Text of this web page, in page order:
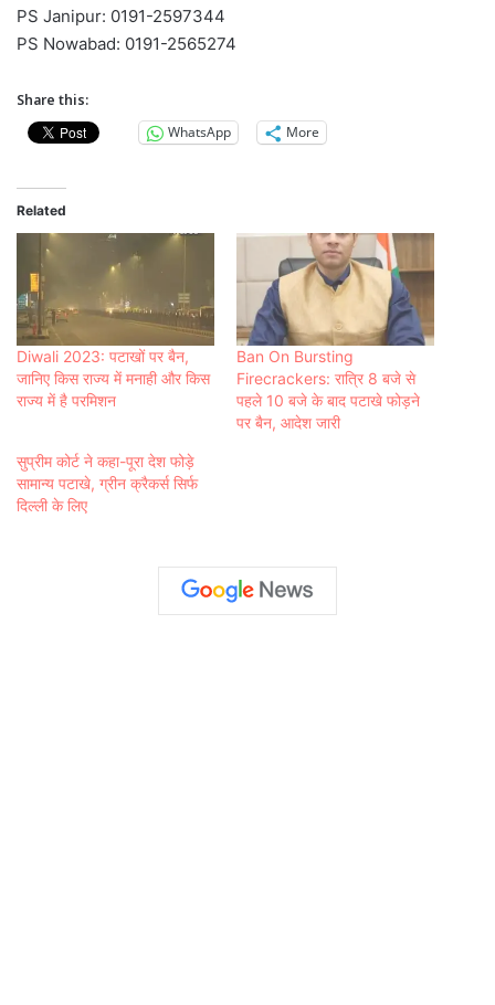
PS Janipur: 0191-2597344
PS Nowabad: 0191-2565274
Share this:
WhatsApp
More
Related
Diwali 2023: पटाखों पर बैन,
जानिए किस राज्य में मनाही और किस
राज्य में है परमिशन
Ban On Bursting
Firecrackers: रात्रि 8 बजे से
पहले 10 बजे के बाद पटाखे फोड़ने
पर बैन, आदेश जारी
सुप्रीम कोर्ट ने कहा-पूरा देश फोड़े
सामान्य पटाखे, ग्रीन क्रैकर्स सिर्फ
दिल्ली के लिए